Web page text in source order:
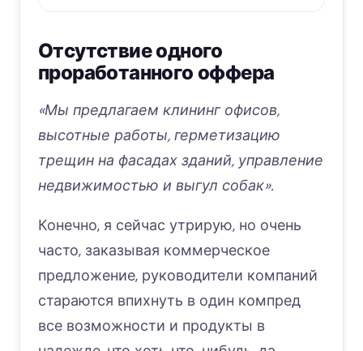
Отсутствие одного
проработанного оффера
«Мы предлагаем клининг офисов,
высотные работы, герметизацию
трещин на фасадах зданий, управление
недвижимостью и выгул собак».
Конечно, я сейчас утрирую, но очень
часто, заказывая коммерческое
предложение, руководители компаний
стараются впихнуть в один компред
все возможности и продукты в